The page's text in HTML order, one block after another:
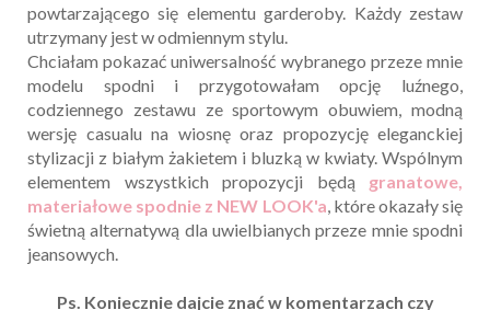
powtarzającego się elementu garderoby. Każdy zestaw
utrzymany jest w odmiennym stylu.
Chciałam pokazać uniwersalność wybranego przeze mnie
modelu spodni i przygotowałam opcję luźnego,
codziennego zestawu ze sportowym obuwiem, modną
wersję casualu na wiosnę oraz propozycję eleganckiej
stylizacji z białym żakietem i bluzką w kwiaty. Wspólnym
elementem wszystkich propozycji będą granatowe,
materiałowe spodnie z NEW LOOK'a , które okazały się
świetną alternatywą dla uwielbianych przeze mnie spodni
jeansowych.
Ps. Koniecznie dajcie znać w komentarzach czy